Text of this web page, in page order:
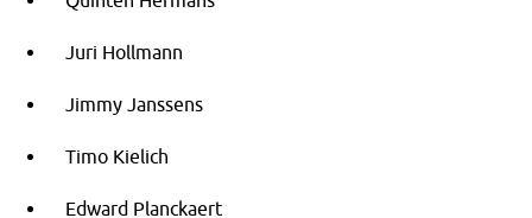
Juri Hollmann
Jimmy Janssens
Timo Kielich
Edward Planckaert